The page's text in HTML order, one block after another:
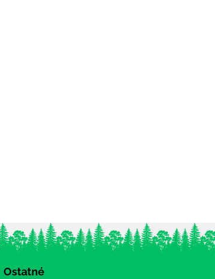
Ostatné